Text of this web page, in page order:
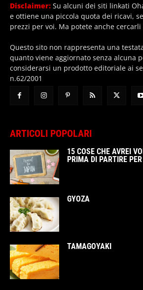
Disclaimer: Su alcuni dei siti linkati
e ottiene una piccola quota dei ricavi,
prezzi per voi. Ma potete anche cercarli
Questo sito non rappresenta una
quanto viene aggiornato senza alcuna
considerarsi un prodotto editoriale ai
n.62/2001
ARTICOLI POPOLARI
15 COSE CHE AVREI
PRIMA DI PARTIRE
GYOZA
TAMAGOYAKI